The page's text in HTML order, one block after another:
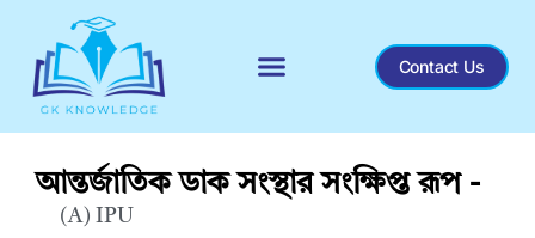
Contact Us
আন্তর্জাতিক ডাক সংস্থার সংক্ষিপ্ত রূপ -
(A) IPU